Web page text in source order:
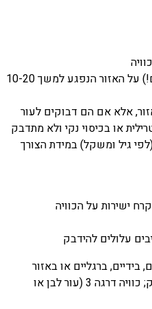
הזרימו מים קרירים (לא קרים!) על האזור הנפגע למשך 10-20
אלא אם הם דבוקים לעור
או בכיסוי נקי ולא מתדבק
גיל ומשקל) במידת הצורך
ישירות על הכוויה
עלולים להידבק
בידיים, ברגליים או באזור
הגניטלי; כוויה גדולה מכף יד התינוק; כוויה דרגה 3 (עור לבן או